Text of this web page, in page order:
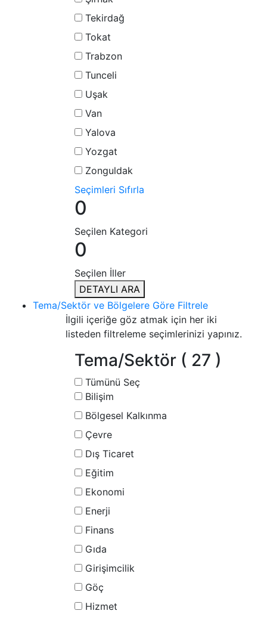
Tekirdağ
Tokat
Trabzon
Tunceli
Uşak
Van
Yalova
Yozgat
Zonguldak
Seçimleri Sıfırla
0
Seçilen Kategori
0
Seçilen İller
DETAYLI ARA
Tema/Sektör ve Bölgelere Göre Filtrele
İlgili içeriğe göz atmak için her iki
listeden filtreleme seçimlerinizi yapınız.
Tema/Sektör ( 27 )
Tümünü Seç
Bilişim
Bölgesel Kalkınma
Çevre
Dış Ticaret
Eğitim
Ekonomi
Enerji
Finans
Gıda
Girişimcilik
Göç
Hizmet